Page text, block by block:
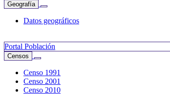
Geografía
Datos geográficos
Portal Población
Censos
Censo 1991
Censo 2001
Censo 2010